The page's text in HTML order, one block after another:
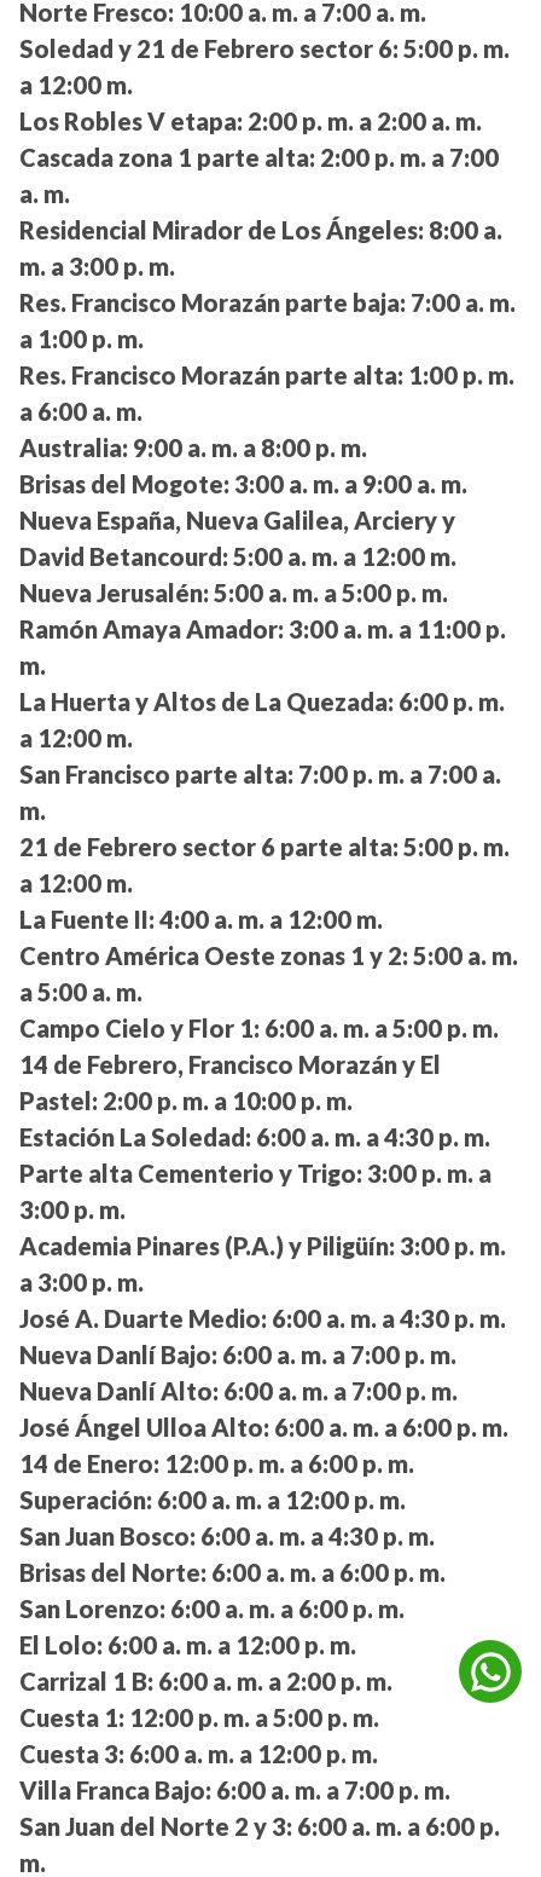
Norte Fresco: 10:00 a. m. a 7:00 a. m.
Soledad y 21 de Febrero sector 6: 5:00 p. m.
a 12:00 m.
Los Robles V etapa: 2:00 p. m. a 2:00 a. m.
Cascada zona 1 parte alta: 2:00 p. m. a 7:00
a. m.
Residencial Mirador de Los Ángeles: 8:00 a.
m. a 3:00 p. m.
Res. Francisco Morazán parte baja: 7:00 a. m.
a 1:00 p. m.
Res. Francisco Morazán parte alta: 1:00 p. m.
a 6:00 a. m.
Australia: 9:00 a. m. a 8:00 p. m.
Brisas del Mogote: 3:00 a. m. a 9:00 a. m.
Nueva España, Nueva Galilea, Arciery y
David Betancourd: 5:00 a. m. a 12:00 m.
Nueva Jerusalén: 5:00 a. m. a 5:00 p. m.
Ramón Amaya Amador: 3:00 a. m. a 11:00 p.
m.
La Huerta y Altos de La Quezada: 6:00 p. m.
a 12:00 m.
San Francisco parte alta: 7:00 p. m. a 7:00 a.
m.
21 de Febrero sector 6 parte alta: 5:00 p. m.
a 12:00 m.
La Fuente II: 4:00 a. m. a 12:00 m.
Centro América Oeste zonas 1 y 2: 5:00 a. m.
a 5:00 a. m.
Campo Cielo y Flor 1: 6:00 a. m. a 5:00 p. m.
14 de Febrero, Francisco Morazán y El
Pastel: 2:00 p. m. a 10:00 p. m.
Estación La Soledad: 6:00 a. m. a 4:30 p. m.
Parte alta Cementerio y Trigo: 3:00 p. m. a
3:00 p. m.
Academia Pinares (P.A.) y Piligüín: 3:00 p. m.
a 3:00 p. m.
José A. Duarte Medio: 6:00 a. m. a 4:30 p. m.
Nueva Danlí Bajo: 6:00 a. m. a 7:00 p. m.
Nueva Danlí Alto: 6:00 a. m. a 7:00 p. m.
José Ángel Ulloa Alto: 6:00 a. m. a 6:00 p. m.
14 de Enero: 12:00 p. m. a 6:00 p. m.
Superación: 6:00 a. m. a 12:00 p. m.
San Juan Bosco: 6:00 a. m. a 4:30 p. m.
Brisas del Norte: 6:00 a. m. a 6:00 p. m.
San Lorenzo: 6:00 a. m. a 6:00 p. m.
El Lolo: 6:00 a. m. a 12:00 p. m.
Carrizal 1 B: 6:00 a. m. a 2:00 p. m.
Cuesta 1: 12:00 p. m. a 5:00 p. m.
Cuesta 3: 6:00 a. m. a 12:00 p. m.
Villa Franca Bajo: 6:00 a. m. a 7:00 p. m.
San Juan del Norte 2 y 3: 6:00 a. m. a 6:00 p.
m.